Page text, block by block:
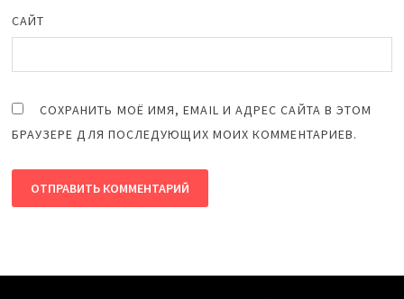
САЙТ
СОХРАНИТЬ МОЁ ИМЯ, EMAIL И АДРЕС САЙТА В ЭТОМ
БРАУЗЕРЕ ДЛЯ ПОСЛЕДУЮЩИХ МОИХ КОММЕНТАРИЕВ.